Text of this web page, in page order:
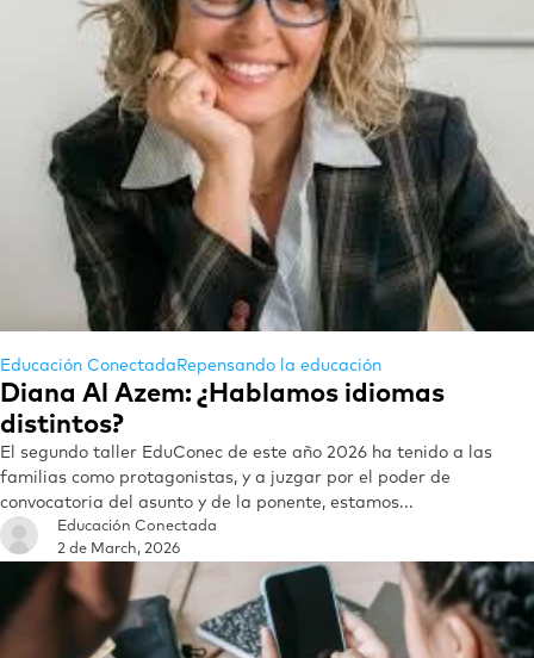
Educación Conectada Repensando la educación
Diana Al Azem: ¿Hablamos idiomas
distintos?
El segundo taller EduConec de este año 2026 ha tenido a las
familias como protagonistas, y a juzgar por el poder de
convocatoria del asunto y de la ponente, estamos...
Educación Conectada
2 de March, 2026